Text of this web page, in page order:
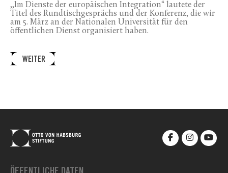
,,Im Dienste der europäischen Integration“ lautete der
Titel des Rundtischgesprächs und der Konferenz, die wir
am 5. März an der Nationalen Universität für den
öffentlichen Dienst organisiert haben.
WEITER